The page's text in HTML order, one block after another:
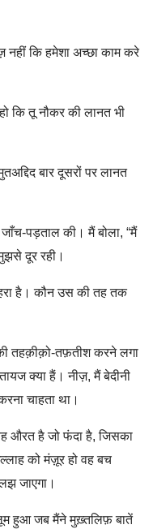
नहीं कि हमेशा अच्छा काम करे
कि तू नौकर की लानत भी
बार दूसरों पर लानत
पड़ताल की। मैं बोला, “मैं
दूर रही।
है। कौन उस की तह तक
तहक़ीक़ो-तफ़तीश करने लगा
क्या हैं। नीज़, मैं बेदीनी
चाहता था।
औरत है जो फंदा है, जिसका
को मंज़ूर हो वह बच
जाएगा।
हुआ जब मैंने मुख़्तलिफ़ बातें